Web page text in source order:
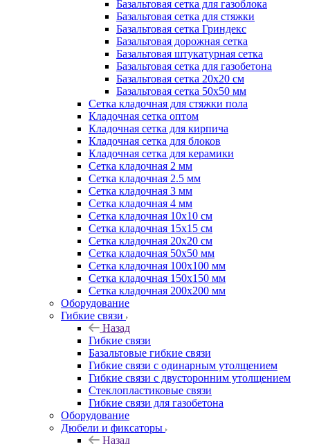
Базальтовая сетка для газоблока
Базальтовая сетка для стяжки
Базальтовая сетка Гриндекс
Базальтовая дорожная сетка
Базальтовая штукатурная сетка
Базальтовая сетка для газобетона
Базальтовая сетка 20x20 см
Базальтовая сетка 50x50 мм
Сетка кладочная для стяжки пола
Кладочная сетка оптом
Кладочная сетка для кирпича
Кладочная сетка для блоков
Кладочная сетка для керамики
Сетка кладочная 2 мм
Сетка кладочная 2.5 мм
Сетка кладочная 3 мм
Сетка кладочная 4 мм
Сетка кладочная 10x10 см
Сетка кладочная 15x15 см
Сетка кладочная 20x20 см
Сетка кладочная 50x50 мм
Сетка кладочная 100x100 мм
Сетка кладочная 150x150 мм
Сетка кладочная 200x200 мм
Оборудование
Гибкие связи
Назад
Гибкие связи
Базальтовые гибкие связи
Гибкие связи с одинарным утолщением
Гибкие связи с двусторонним утолщением
Стеклопластиковые связи
Гибкие связи для газобетона
Оборудование
Дюбели и фиксаторы
Назад